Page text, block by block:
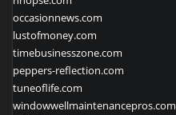
occasionnews.com
lustofmoney.com
timebusinesszone.com
peppers-reflection.com
tuneoflife.com
windowwellmaintenancepros.com